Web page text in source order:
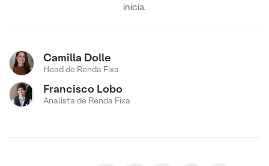
inicia.
Camilla Dolle
Head de Renda Fixa
Francisco Lobo
Analista de Renda Fixa